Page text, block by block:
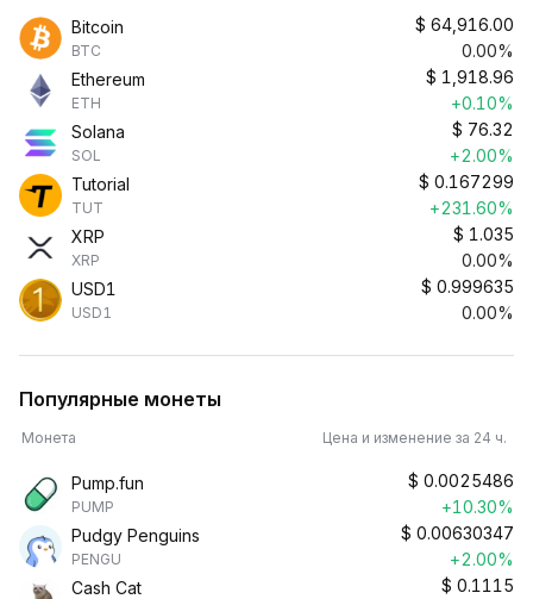
Bitcoin
BTC
$ 64,916.00
0.00%
Ethereum
ETH
$ 1,918.96
+0.10%
Solana
SOL
$ 76.32
+2.00%
Tutorial
TUT
$ 0.167299
+231.60%
XRP
XRP
$ 1.035
0.00%
USD1
USD1
$ 0.999635
0.00%
Популярные монеты
Монета Цена и изменение за 24 ч.
Pump.fun
PUMP
$ 0.0025486
+10.30%
Pudgy Penguins
PENGU
$ 0.00630347
+2.00%
Cash Cat
$ 0.1115